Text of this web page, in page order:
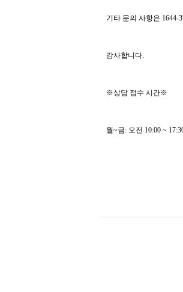
기타 문의 사항은 1644-
감사합니다.
※상담 접수 시간※
월~금: 오전 10:00 ~